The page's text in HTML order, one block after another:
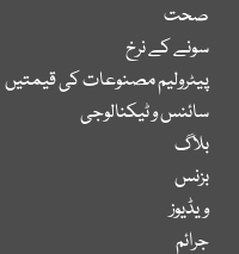
صحت
سونے کے نرخ
پیٹرولیم مصنوعات کی قیمتیں
سائنس و ٹیکنالوجی
بلاگ
بزنس
ویڈیوز
جرائم